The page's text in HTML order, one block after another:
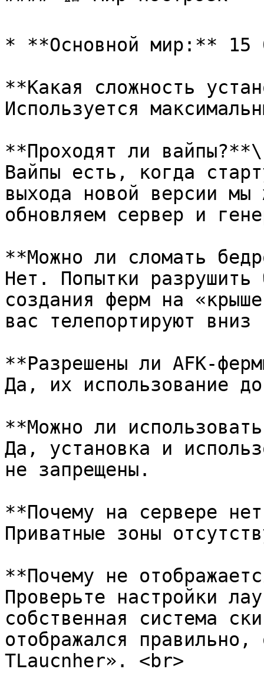
* **Основной мир:** 15
**Какая сложность
Используется
**Проходят ли вайпы?**\
Вайпы есть, когда
выхода новой версии
обновляем сервер и
**Можно ли сломать
Нет. Попытки
создания ферм на
вас телепортируют
**Разрешены ли AFK-
Да, их использование
**Можно ли
Да, установка и
не запрещены.
**Почему на сервере
Приватные зоны
**Почему не
Проверьте настройки
собственная система
отображался
TLaucnher». <br>